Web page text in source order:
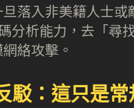
落入非美籍人士
分析能力，去「尋
絡攻擊。
：這只是常